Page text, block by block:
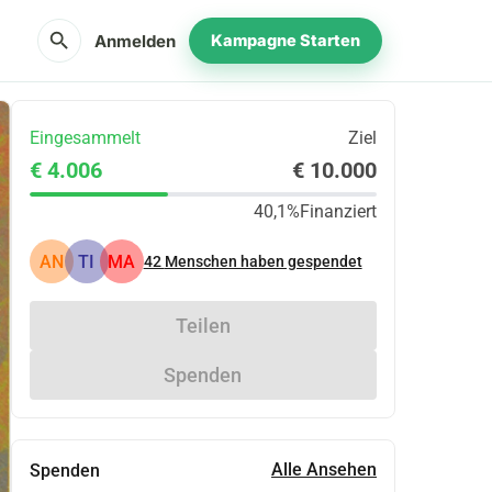
search Anmelden Kampagne Starten
Eingesammelt Ziel
€ 4.006 € 10.000
40,1%Finanziert
AN TI MA 42 Menschen haben gespendet
Teilen
Spenden
Spenden Alle Ansehen